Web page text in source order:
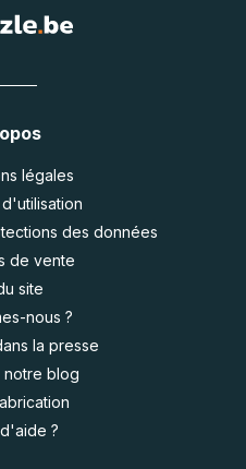
légales
des données
de vente
site
nous ?
la presse
notre blog
?